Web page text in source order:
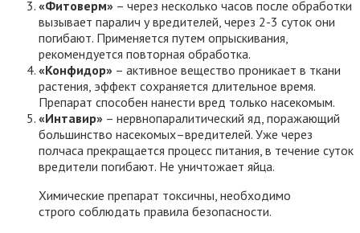
«Фитоверм» – через несколько часов после обработки
вызывает паралич у вредителей, через 2-3 суток они
погибают. Применяется путем опрыскивания,
рекомендуется повторная обработка.
«Конфидор» – активное вещество проникает в ткани
растения, эффект сохраняется длительное время.
Препарат способен нанести вред только насекомым.
«Интавир» – нервнопаралитический яд, поражающий
большинство насекомых–вредителей. Уже через
полчаса прекращается процесс питания, в течение суток
вредители погибают. Не уничтожает яйца.
Химические препарат токсичны, необходимо
строго соблюдать правила безопасности.